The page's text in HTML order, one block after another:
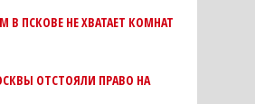
В ПСКОВЕ НЕ ХВАТАЕТ КОМНАТ
ОТСТОЯЛИ ПРАВО НА